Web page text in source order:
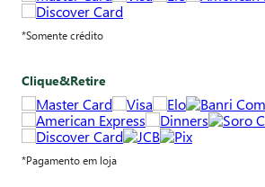
*Somente crédito
Clique&Retire
*Pagamento em loja